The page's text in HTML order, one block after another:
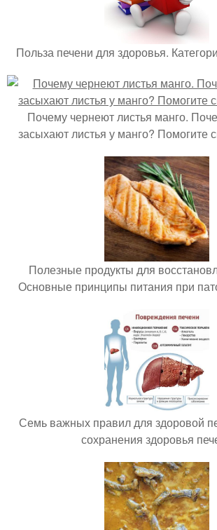
Польза печени для здоровья.
Почему чернеют листья манго.
засыхают листья у манго? Помогите
Полезные продукты для
Основные принципы питания при
Семь важных правил для здоровой
сохранения здоровья